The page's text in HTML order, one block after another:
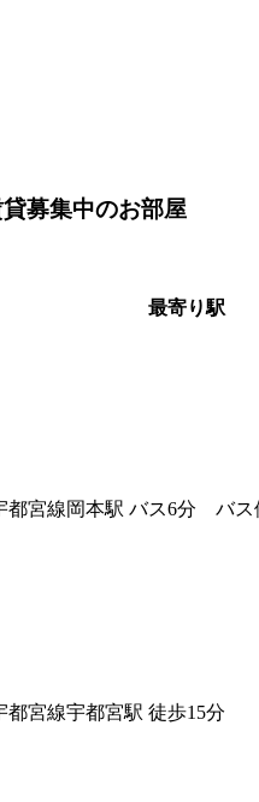
募集中のお部屋
最寄り駅
都宮線岡本駅 バス6分 バス
都宮線宇都宮駅 徒歩15分